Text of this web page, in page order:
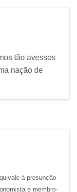
tão avessos
nação de
à presunção
e membro-